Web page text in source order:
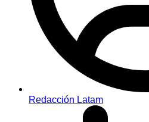
Redacción Latam